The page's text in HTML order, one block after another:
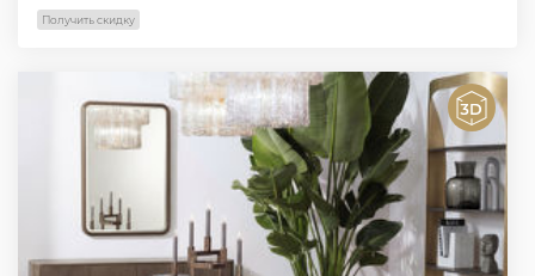
Получить скидку